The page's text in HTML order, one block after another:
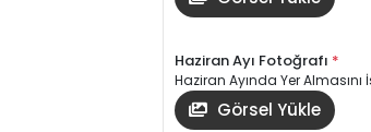
Haziran Ayı Fotoğrafı *
Haziran Ayında Yer
Görsel Yükle